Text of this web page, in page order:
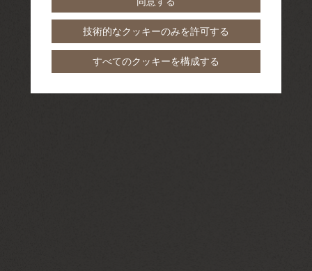
技術的なクッキーのみを許可する
すべてのクッキーを構成する